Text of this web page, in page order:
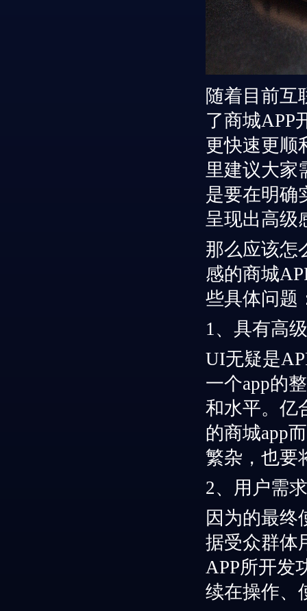
随着 目前互
了商城APP
更快速更顺
里建议大家
是要在明确
呈现出高级
那么应该怎
感的商城
些具体问题
1、具有高
UI无疑是
一个app的
和水平。 亿
的商城app
繁杂，也要
2、 用户需
因为的最终
据受众群体
APP所开发
续在操作、